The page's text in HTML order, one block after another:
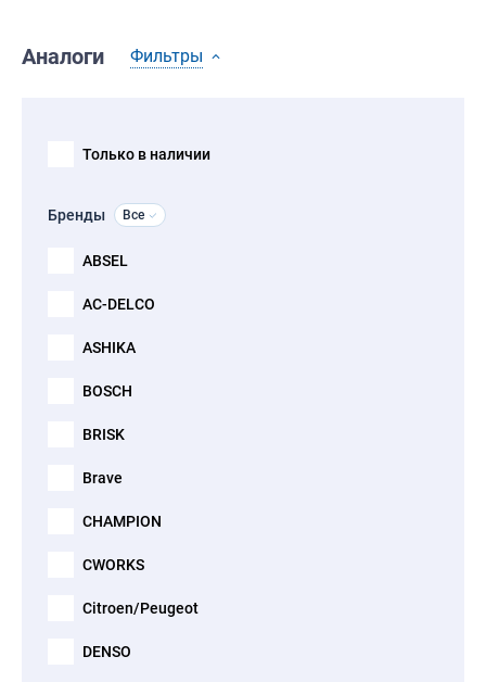
Аналоги Фильтры
Только в наличии
Бренды Все
ABSEL
AC-DELCO
ASHIKA
BOSCH
BRISK
Brave
CHAMPION
CWORKS
Citroen/Peugeot
DENSO